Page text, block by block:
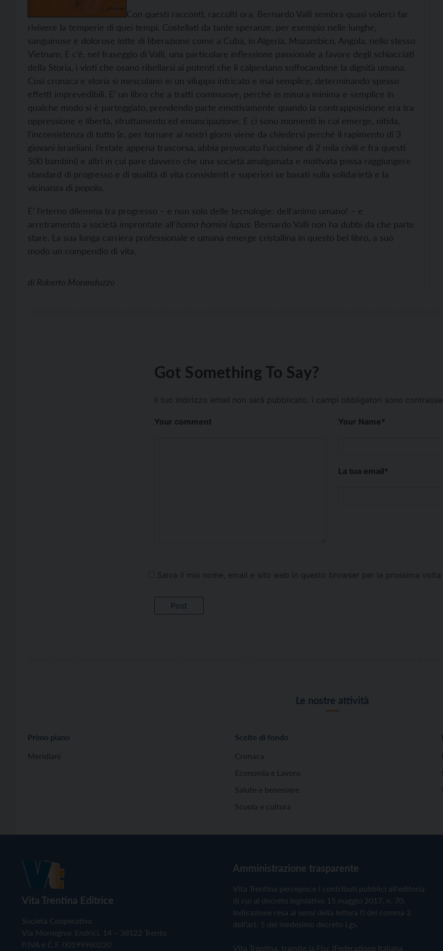
Con questi racconti, raccolti ora, Bernardo Valli sembra quasi volerci far
rivivere la temperie di quei tempi. Costellati da tante speranze, per esempio nelle lunghe,
sanguinose e dolorose lotte di liberazione come a Cuba, in Algeria, Mozambico, Angola, nello stesso
Vietnam. E c’è, nel fraseggio di Valli, una particolare inflessione passionale a favore degli schiacciati
della Storia, i vinti che osano ribellarsi ai potenti che li calpestano soffocandone la dignità umana.
Così cronaca e storia si mescolano in un viluppo intricato e mai semplice, determinando spesso
effetti imprevedibili. E’ un libro che a tratti commuove, perché in misura minima e semplice in
qualche modo si è parteggiato, prendendo parte emotivamente quando la contrapposizione era tra
oppressione e libertà, sfruttamento ed emancipazione. E ci sono momenti in cui emerge, nitida,
l’inconsistenza di tutto (e, per tornare ai nostri giorni viene da chiedersi perché il rapimento di 3
giovani israeliani, l’estate appena trascorsa, abbia provocato l’uccisione di 2 mila civili e fra questi
500 bambini) e altri in cui pare davvero che una società amalgamata e motivata possa raggiungere
standard di progresso e di qualità di vita consistenti e superiori se basati sulla solidarietà e la
vicinanza di popolo.
E’ l’eterno dilemma tra progresso – e non solo delle tecnologie: dell’animo umano! – e
arretramento a società improntate all’homo homini lupus. Bernardo Valli non ha dubbi da che parte
stare. La sua lunga carriera professionale e umana emerge cristallina in questo bel libro, a suo
modo un compendio di vita.
di Roberto Moranduzzo
Got Something To Say?
Il tuo indirizzo email non sarà pubblicato. I campi obbligatori sono
Your comment Your Name*
La tua email*
Salva il mio nome, email e sito web in questo browser per la prossima
Le nostre attività
Primo piano
Meridiani
Scelte di fondo
Cronaca
Economia e Lavoro
Salute e benessere
Scuola e cultura
Vita Trentina Editrice
Società Cooperativa
Via Monsignor Endrici, 14 – 38122 Trento
P.IVA e C.F. 00199960220
Amministrazione trasparente
Vita Trentina percepisce i contributi pubblici all'editoria
di cui al decreto legislativo 15 maggio 2017, n. 70.
Indicazione resa ai sensi della lettera f) del comma 2
dell'art. 5 del medesimo decreto Lgs.
Vita Trentina, tramite la Fisc (Federazione Italiana